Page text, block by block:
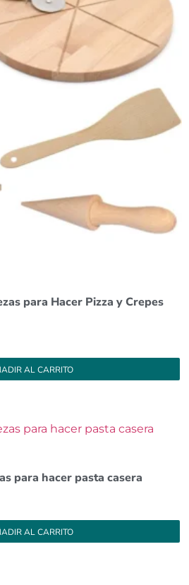
para Hacer Pizza y Crepes
AL CARRITO
para hacer pasta casera
AL CARRITO